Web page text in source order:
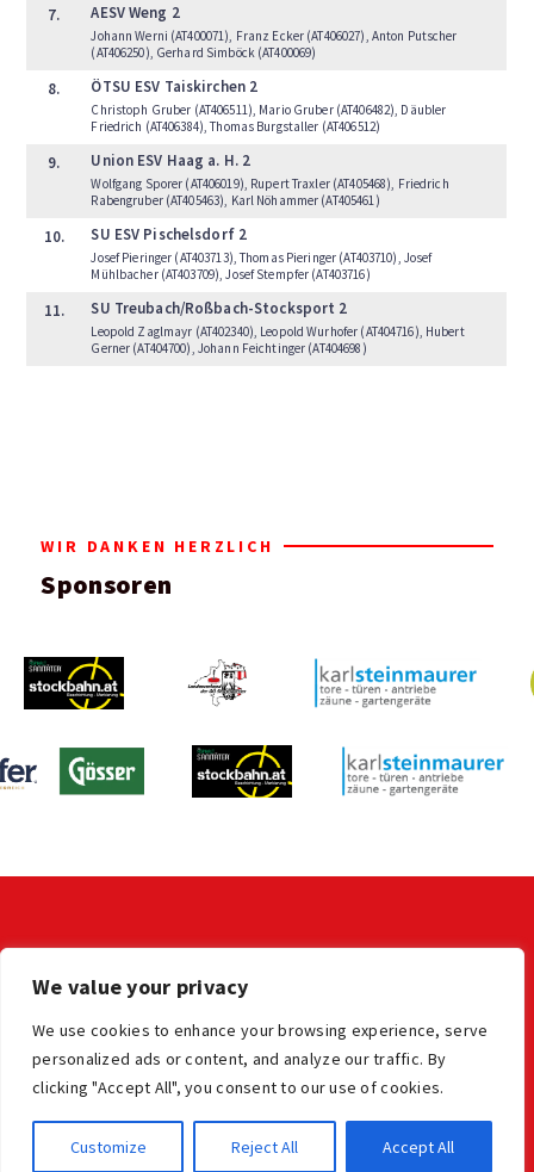
We value your privacy
We use cookies to enhance your browsing experience, serve
personalized ads or content, and analyze our traffic. By
clicking "Accept All", you consent to our use of cookies.
Customize Reject All Accept All
7. AESV Weng 2
Johann Werni (AT400071), Franz Ecker (AT406027), Anton Putscher
(AT406250), Gerhard Simböck (AT400069)
8. ÖTSU ESV Taiskirchen 2
Christoph Gruber (AT406511), Mario Gruber (AT406482), Däubler
Friedrich (AT406384), Thomas Burgstaller (AT406512)
9. Union ESV Haag a. H. 2
Wolfgang Sporer (AT406019), Rupert Traxler (AT405468), Friedrich
Rabengruber (AT405463), Karl Nöhammer (AT405461)
10. SU ESV Pischelsdorf 2
Josef Pieringer (AT403713), Thomas Pieringer (AT403710), Josef
Mühlbacher (AT403709), Josef Stempfer (AT403716)
11. SU Treubach/Roßbach-Stocksport 2
Leopold Zaglmayr (AT402340), Leopold Wurhofer (AT404716), Hubert
Gerner (AT404700), Johann Feichtinger (AT404698)
WIR DANKEN HERZLICH
Sponsoren
LV der OÖ Stocksportler
office@ooe-stocksport.at
Impressum Datenschutz
© Oberösterreichischer Stocksportverband